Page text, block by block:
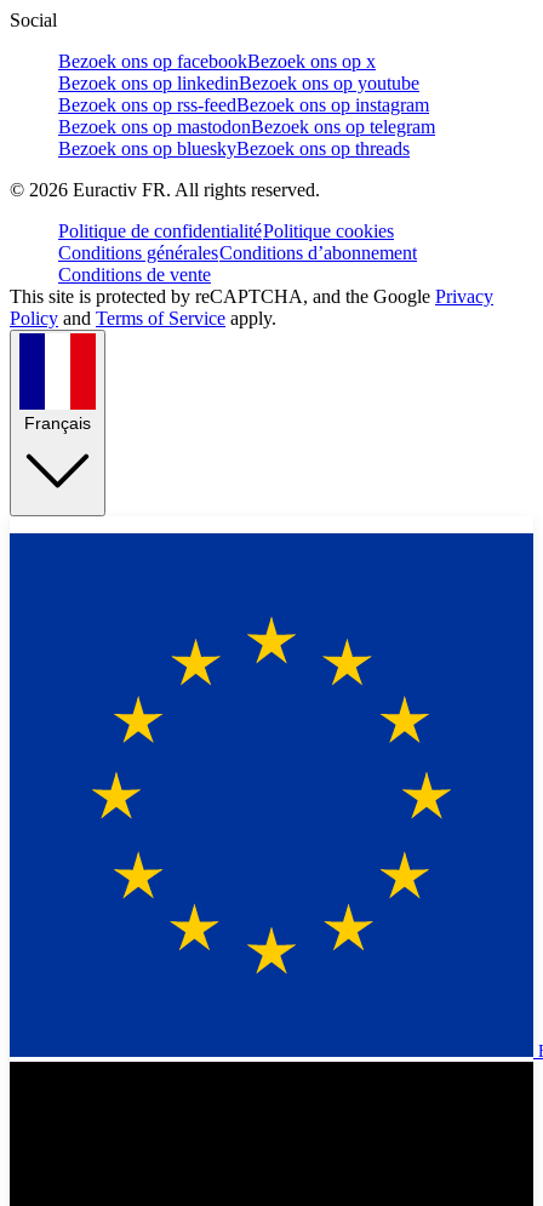
Social
Bezoek ons op facebookBezoek ons op x
Bezoek ons op linkedinBezoek ons op youtube
Bezoek ons op rss-feedBezoek ons op instagram
Bezoek ons op mastodonBezoek ons op telegram
Bezoek ons op blueskyBezoek ons op threads
© 2026 Euractiv FR. All rights reserved.
Politique de confidentialitéPolitique cookies
Conditions généralesConditions d’abonnement
Conditions de vente
This site is protected by reCAPTCHA, and the Google Privacy
Policy and Terms of Service apply.
Français